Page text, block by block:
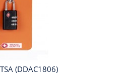
(DDAC1806)